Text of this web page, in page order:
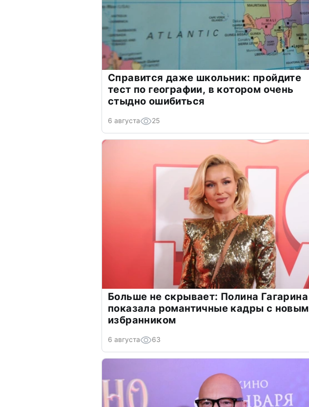
Справится даже школьник: пройдите
тест по географии, в котором очень
стыдно ошибиться
6 августа 25
Больше не скрывает: Полина Гагарина
показала романтичные кадры с новым
избранником
6 августа 63